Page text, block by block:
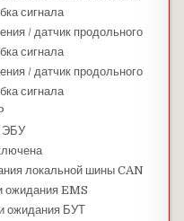
сигнала
/ датчик продольного
сигнала
/ датчик продольного
сигнала
ЭБУ
локальной шины CAN
ожидания EMS
ожидания БУТ